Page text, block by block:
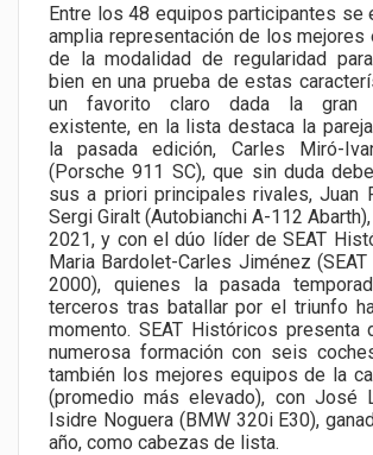
Entre los 48 equipos participantes se
amplia representación de los
de la modalidad de regularidad
bien en una prueba de estas
un favorito claro dada la gran
existente, en la lista destaca la
la pasada edición, Carles Miró-
(Porsche 911 SC), que sin duda
sus a priori principales rivales, Juan
Sergi Giralt (Autobianchi A-112
2021, y con el dúo líder de SEAT
Maria Bardolet-Carles Jiménez
2000), quienes la pasada
terceros tras batallar por el triunfo
momento. SEAT Históricos presenta
numerosa formación con seis
también los mejores equipos de la
(promedio más elevado), con José
Isidre Noguera (BMW 320i E30),
año, como cabezas de lista.